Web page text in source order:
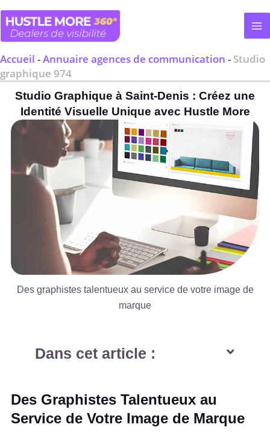
au
contenu
Accueil -Annuaire agences de communication - Studio
graphique 974
Studio Graphique à Saint-Denis : Créez une
Identité Visuelle Unique avec Hustle More
Des graphistes talentueux au service de votre image de
marque
Dans cet article :
Des Graphistes Talentueux au
Service de Votre Image de Marque